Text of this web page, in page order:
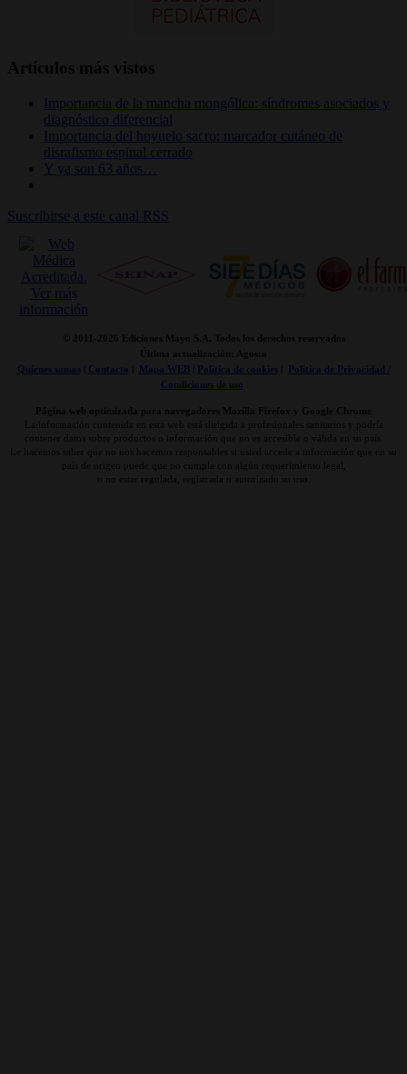
Artículos más vistos
Importancia de la mancha mongólica: síndromes asociados y
diagnóstico diferencial
Importancia del hoyuelo sacro: marcador cutáneo de
disrafismo espinal cerrado
Y ya son 63 años…
Suscribirse a este canal RSS
© 2011- 2026 Ediciones Mayo S.A. Todos los derechos reservados
Última actualización: Agosto
Quienes somos| Contacto Mapa WEB| Politica de cookies|
Politica de Privacidad /
Condiciones de uso
Página web optimizada para navegadores Mozilla Firefox y Google Chrome
La información contenida en esta web está dirigida a profesionales sanitarios y podría
contener datos sobre productos o información que no es accesible o válida en su país.
Le hacemos saber que no nos hacemos responsables si usted accede a información que en su
país de origen puede que no cumpla con algún requerimiento legal,
o no estar regulada, registrada o autorizado su uso.